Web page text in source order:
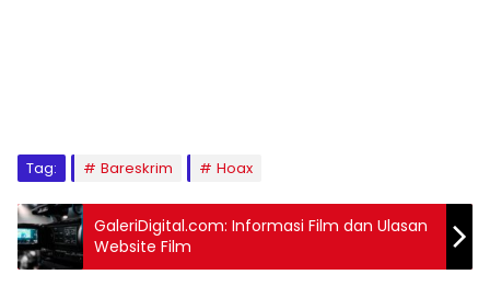
Tag: Bareskrim Hoax
GaleriDigital.com: Informasi Film dan Ulasan
Website Film